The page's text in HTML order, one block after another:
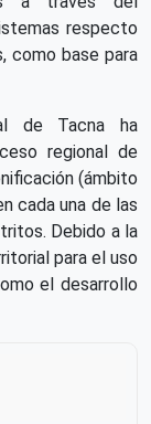
respecto
como base para
de Tacna ha
regional de
(ámbito
cada una de las
Debido a la
para el uso
el desarrollo